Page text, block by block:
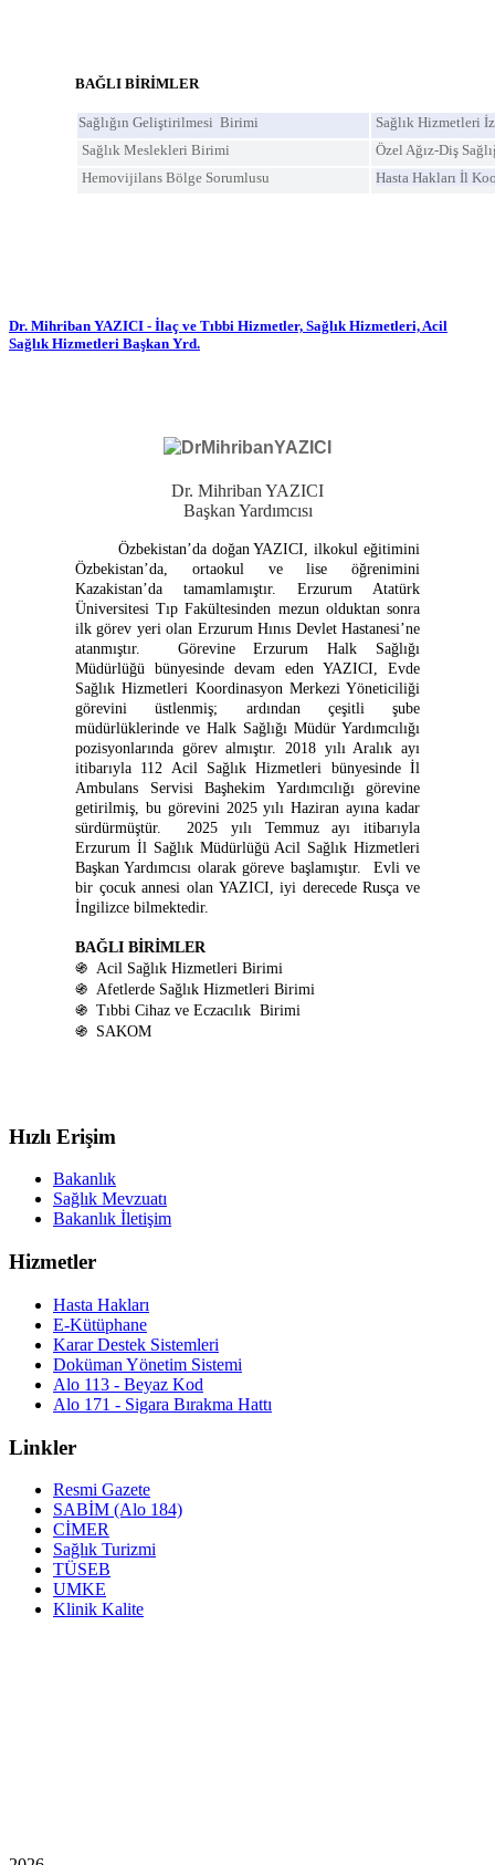
BAĞLI BİRİMLER
Sağlığın Geliştirilmesi Birimi
Sağlık Hizmetleri
Sağlık Meslekleri Birimi
Özel Ağız-Diş
Hemovijilans Bölge Sorumlusu
Hasta Hakları İl
Dr. Mihriban YAZICI - İlaç ve Tıbbi Hizmetler, Sağlık Hizmetleri, Acil
Sağlık Hizmetleri Başkan Yrd.
Dr. Mihriban YAZICI
Başkan Yardımcısı
Özbekistan’da doğan YAZICI, ilkokul eğitimini
Özbekistan’da, ortaokul ve lise öğrenimini
Kazakistan’da tamamlamıştır. Erzurum Atatürk
Üniversitesi Tıp Fakültesinden mezun olduktan sonra
ilk görev yeri olan Erzurum Hınıs Devlet Hastanesi’ne
atanmıştır. Görevine Erzurum Halk Sağlığı
Müdürlüğü bünyesinde devam eden YAZICI, Evde
Sağlık Hizmetleri Koordinasyon Merkezi Yöneticiliği
görevini üstlenmiş; ardından çeşitli şube
müdürlüklerinde ve Halk Sağlığı Müdür Yardımcılığı
pozisyonlarında görev almıştır. 2018 yılı Aralık ayı
itibarıyla 112 Acil Sağlık Hizmetleri bünyesinde İl
Ambulans Servisi Başhekim Yardımcılığı görevine
getirilmiş, bu görevini 2025 yılı Haziran ayına kadar
sürdürmüştür. 2025 yılı Temmuz ayı itibarıyla
Erzurum İl Sağlık Müdürlüğü Acil Sağlık Hizmetleri
Başkan Yardımcısı olarak göreve başlamıştır. Evli ve
bir çocuk annesi olan YAZICI, iyi derecede Rusça ve
İngilizce bilmektedir.
BAĞLI BİRİMLER
֍ Acil Sağlık Hizmetleri Birimi
֍ Afetlerde Sağlık Hizmetleri Birimi
֍ Tıbbi Cihaz ve Eczacılık Birimi
֍ SAKOM
Hızlı Erişim
Bakanlık
Sağlık Mevzuatı
Bakanlık İletişim
Hizmetler
Hasta Hakları
E-Kütüphane
Karar Destek Sistemleri
Doküman Yönetim Sistemi
Alo 113 - Beyaz Kod
Alo 171 - Sigara Bırakma Hattı
Linkler
Resmi Gazete
SABİM (Alo 184)
CİMER
Sağlık Turizmi
TÜSEB
UMKE
Klinik Kalite